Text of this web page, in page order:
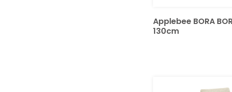
Applebee BORA
130cm